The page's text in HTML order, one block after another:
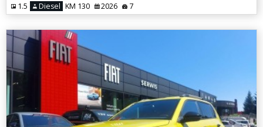
1.5 Diesel KM 130 2026 7